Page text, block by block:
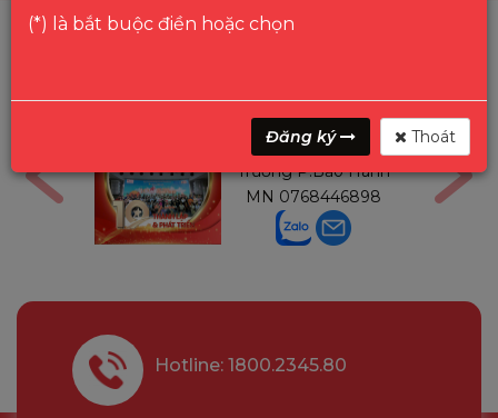
Mr Gon
Trưởng P.Bảo Hành
MN 0768446898
Hotline: 1800.2345.80
(*) là bắt buộc điền hoặc chọn
Đăng ký Thoát